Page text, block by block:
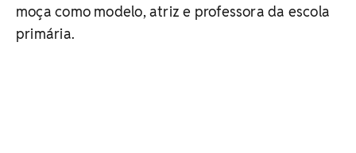
moça como modelo, atriz e professora da escola
primária.